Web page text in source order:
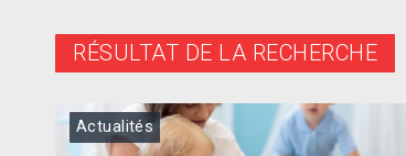
RÉSULTAT DE LA RECHERCHE
Actualités